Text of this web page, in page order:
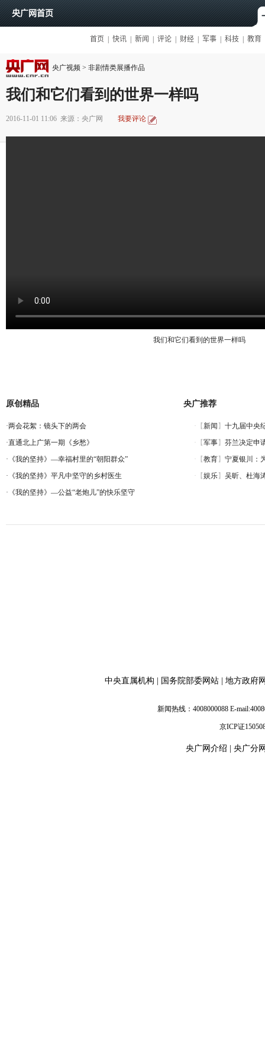
央广视频 > 非剧情类展播作品
我们和它们看到的世界一样吗
2016-11-01 11:06 来源：央广网 我要评论
我们和它们看到的世界一样吗
原创精品
·两会花絮：镜头下的两会
·直通北上广第一期《乡愁》
· 《我的坚持》—幸福村里的“朝阳群众”
· 《我的坚持》平凡中坚守的乡村医生
· 《我的坚持》—公益“老炮儿”的快乐坚守
央广推荐